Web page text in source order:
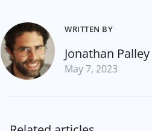
WRITTEN BY
Jonathan Palley
May 7, 2023